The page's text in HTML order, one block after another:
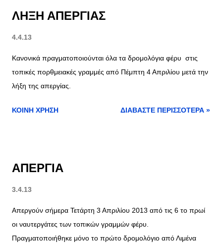
ΛΗΞΗ ΑΠΕΡΓΙΑΣ
4.4.13
Κανονικά πραγματοποιούνται όλα τα δρομολόγια φέρυ στις
τοπικές πορθμειακές γραμμές από Πέμπτη 4 Απριλίου μετά την
λήξη της απεργίας.
ΚΟΙΝΉ ΧΡΉΣΗ ΔΙΑΒΆΣΤΕ ΠΕΡΙΣΣΌΤΕΡΑ »
ΑΠΕΡΓΙΑ
3.4.13
Απεργούν σήμερα Τετάρτη 3 Απριλίου 2013 από τις 6 το πρωί
οι ναυτεργάτες των τοπικών γραμμών φέρυ.
Πραγματοποιήθηκε μόνο το πρώτο δρομολόγιο από Λιμένα